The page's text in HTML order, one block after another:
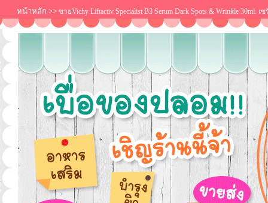
หน้าหลัก >> ขายVichy Liftactiv Specialist B3 Serum Dark Spots & Wrinkle